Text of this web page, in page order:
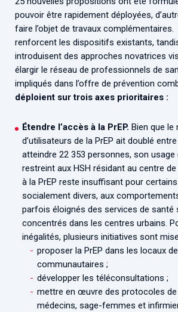
pouvoir être rapidement déployées,
faire l’objet de travaux
renforcent les dispositifs existants,
introduisent des approches novatrices
élargir le réseau de professionnels de
impliqués dans l’offre de prévention
déploient sur trois axes prioritaires :
Étendre l’accès à la PrEP. Bien que le
d’utilisateurs de la PrEP ait doublé
atteindre 22 353 personnes, son usage
restreint aux HSH résidant au centre de
à la PrEP reste insuffisant pour
socialement divers, aux
parfois éloignés des services de santé
concentrés dans les centres urbains.
inégalités, plusieurs initiatives sont
proposer la PrEP dans les locaux
communautaires ;
développer les téléconsultations ;
mettre en œuvre des protocoles
médecins, sage-femmes et